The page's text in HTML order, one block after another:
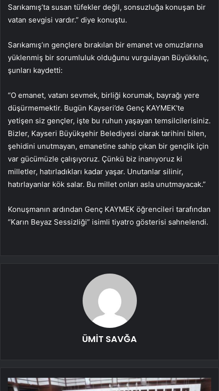
Sarıkamış’ta susan tüfekler değil, sonsuzluğa konuşan bir
vatan sevgisi vardır.” diye konuştu.
Sarıkamış’ın gençlere bırakılan bir emanet ve omuzlarına
yüklenmiş bir sorumluluk olduğunu vurgulayan Büyükkılıç,
şunları kaydetti:
“O emanet, vatanı sevmek, birliği korumak, bayrağı yere
düşürmemektir. Bugün Kayseri’de Genç KAYMEK’te
yetişen siz gençler, işte bu ruhun yaşayan temsilcilerisiniz.
Bizler, Kayseri Büyükşehir Belediyesi olarak tarihini bilen,
şehidini unutmayan, emanetine sahip çıkan bir gençlik için
var gücümüzle çalışıyoruz. Çünkü biz inanıyoruz ki
milletler, hatırladıkları kadar yaşar. Unutanlar silinir,
hatırlayanlar kök salar. Bu millet onları asla unutmayacak.”
Konuşmanın ardından Genç KAYMEK öğrencileri tarafından
“Karın Beyaz Sessizliği” isimli tiyatro gösterisi sahnelendi.
ÜMİT SAVĞA